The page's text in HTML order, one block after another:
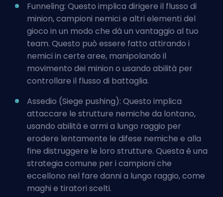
Funneling: Questo implica dirigere il flusso di
minion, campioni nemici e altri elementi del
gioco in un modo che dà un vantaggio al tuo
team. Questo può essere fatto attirando i
nemici in certe aree, manipolando il
movimento dei minion o usando abilità per
controllare il flusso di battaglia.
Assedio (Siege pushing): Questo implica
attaccare le strutture nemiche da lontano,
usando abilità e armi a lungo raggio per
erodere lentamente le difese nemiche e alla
fine distruggere le loro strutture. Questa è una
strategia comune per i campioni che
eccellono nel fare danni a lungo raggio, come
maghi e tiratori scelti.